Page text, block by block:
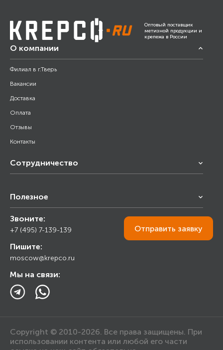
Оптовый поставщик
метизной продукции и
крепежа в России
О компании
Филиал в г.Тверь
Вакансии
Доставка
Оплата
Отзывы
Контакты
Сотрудничество
Снабжение строительства
Торговым организациям
Полезное
Калькулятор
Прайс лист
Ответы на вопросы
Блог
Звоните:
+7 (495) 7-139-139
Пишите:
moscow@krepco.ru
Мы на связи:
Отправить заявку
Copyright © 2010-2026. Все права защищены. При
использовании контента или любой его части